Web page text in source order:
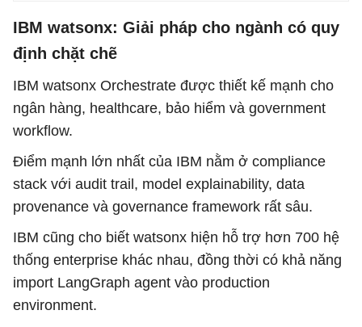
IBM watsonx: Giải pháp cho ngành có quy
định chặt chẽ
IBM watsonx Orchestrate được thiết kế mạnh cho
ngân hàng, healthcare, bảo hiểm và government
workflow.
Điểm mạnh lớn nhất của IBM nằm ở compliance
stack với audit trail, model explainability, data
provenance và governance framework rất sâu.
IBM cũng cho biết watsonx hiện hỗ trợ hơn 700 hệ
thống enterprise khác nhau, đồng thời có khả năng
import LangGraph agent vào production
environment.